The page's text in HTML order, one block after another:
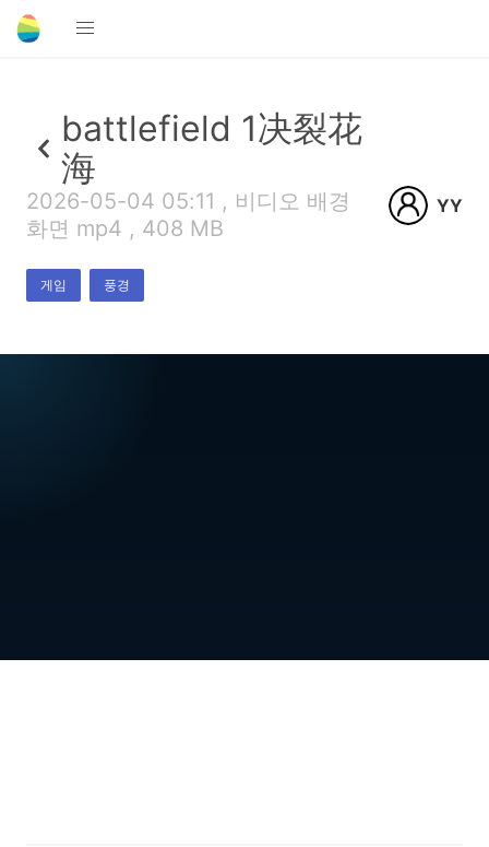
battlefield 1决裂花
海
2026-05-04 05:11 , 비디오 배경
화면 mp4 , 408 MB
게임 풍경
YY